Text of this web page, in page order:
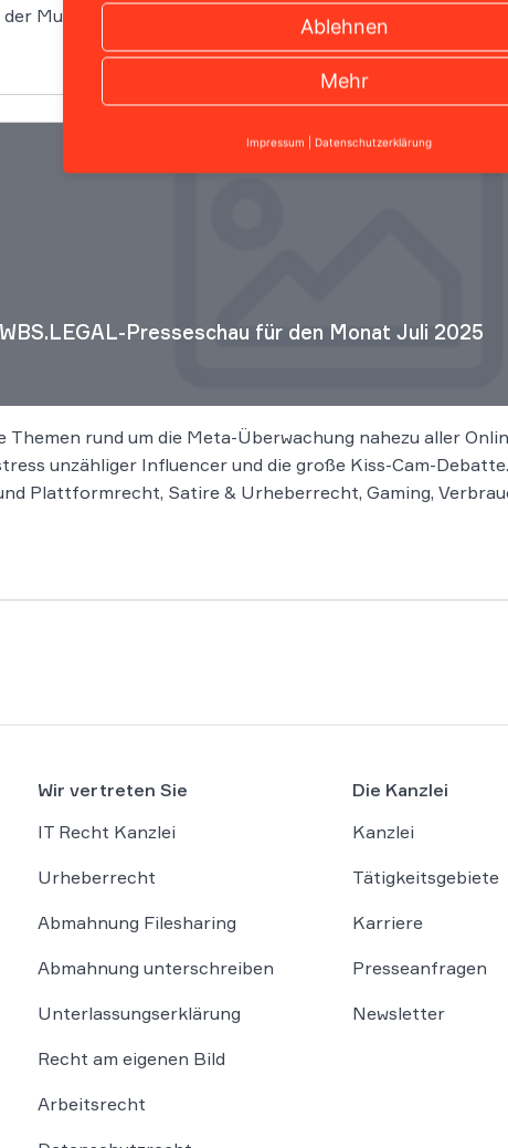
Musikbranche – unser rechtliches Fachwissen war in
Presseschau für den Monat Juli 2025
Themen rund um die Meta-Überwachung nahezu aller
unzähliger Influencer und die große Kiss-Cam-
Plattformrecht, Satire & Urheberrecht, Gaming,
Wir vertreten Sie
IT Recht Kanzlei
Urheberrecht
Abmahnung Filesharing
Abmahnung unterschreiben
Unterlassungserklärung
Recht am eigenen Bild
Arbeitsrecht
Die Kanzlei
Kanzlei
Tätigkeitsgebiete
Karriere
Presseanfragen
Newsletter
Ablehnen
Mehr
Impressum | Datenschutzerklärung